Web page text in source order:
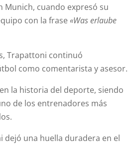
Munich, cuando expresó su
con la frase«Was erlaube
Trapattoni continuó
como comentarista y asesor.
la historia del deporte, siendo
de los entrenadores más
dejó una huella duradera en el